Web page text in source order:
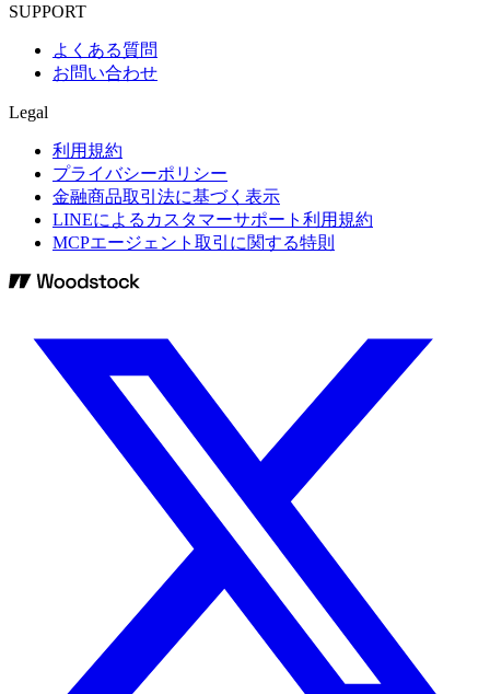
SUPPORT
よくある質問
お問い合わせ
Legal
利用規約
プライバシーポリシー
金融商品取引法に基づく表示
LINEによるカスタマーサポート利用規約
MCPエージェント取引に関する特則